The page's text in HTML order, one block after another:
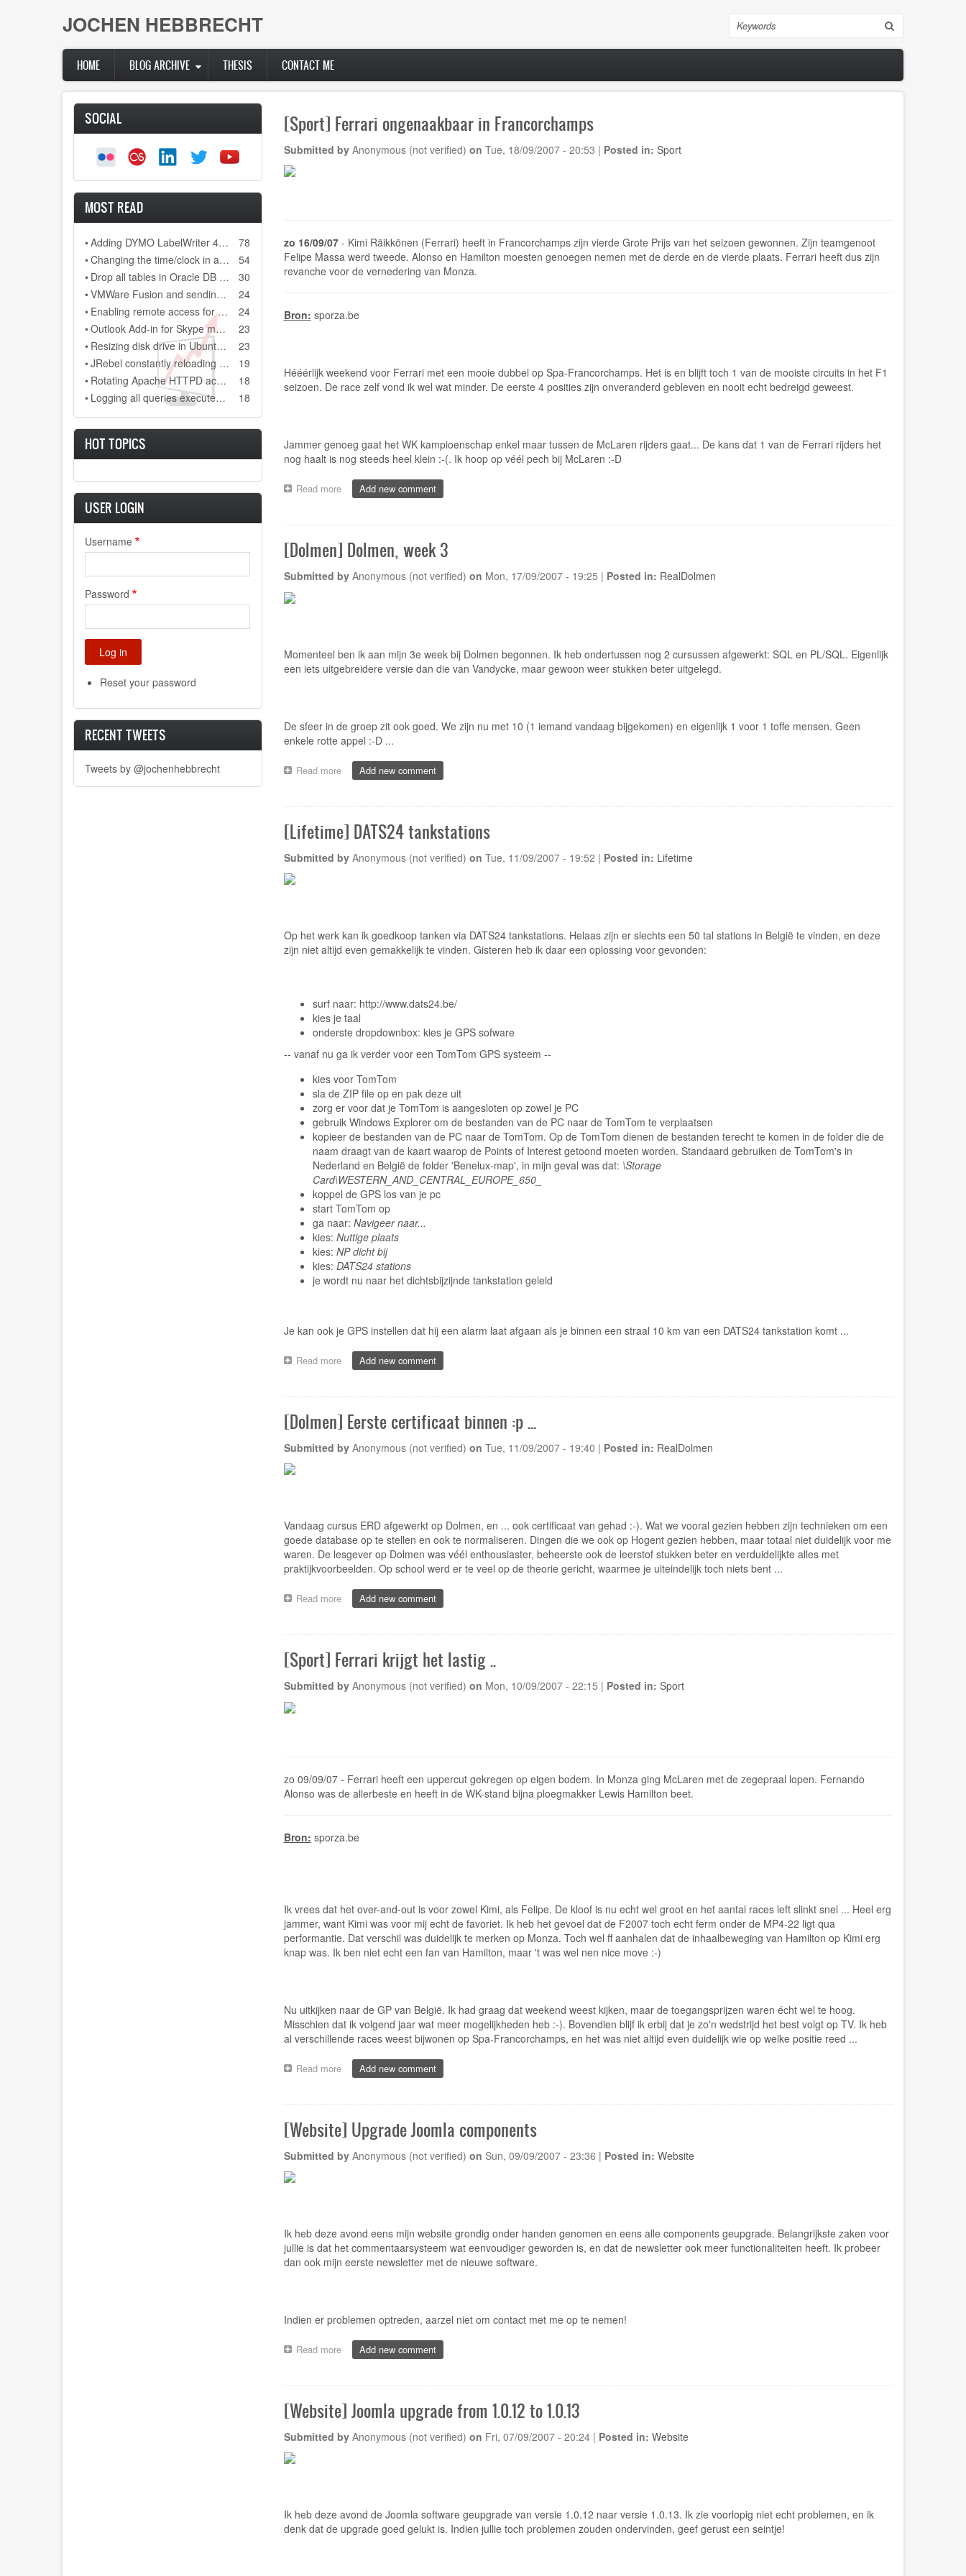
JOCHEN HEBBRECHT Search
HOME BLOG ARCHIVE THESIS CONTACT ME
SOCIAL
MOST READ
• Adding DYMO LabelWriter 400 as network printer on DYMO Label 8.3
78
•
Changing the time/clock in a Citroen C3 (2006)
54
•
Drop all tables in Oracle DB (scheme)
30
•
VMWare Fusion and sending a backslash to your Windows installation
24
•
Enabling remote access for user "sa" in SQL Server Express 2008 R2
24
•
Outlook Add-in for Skype meeting always gets disabled after restarting Outlook 2013
23
•
Resizing disk drive in Ubuntu guest system, running on a Virtual Box Windows host sytem
23
•
JRebel constantly reloading every class file and every configuration file in our Java project
19
•
Rotating Apache HTTPD access.log and error.log on Windows
18
•
Logging all queries executed on MSSQL database 18
HOT TOPICS
USER LOGIN
Username
Password
Reset your password
RECENT TWEETS
Tweets by @jochenhebbrecht
[Sport] Ferrari ongenaakbaar in Francorchamps
Submitted by Anonymous (not verified) on Tue, 18/09/2007 - 20:53 | Posted in: Sport
zo 16/09/07- Kimi Räikkönen (Ferrari) heeft in Francorchamps zijn vierde Grote Prijs van het seizoen gewonnen. Zijn teamgenoot
Felipe Massa werd tweede. Alonso en Hamilton moesten genoegen nemen met de derde en de vierde plaats. Ferrari heeft dus zijn
revanche voor de vernedering van Monza.
Bron: sporza.be
Hééérlijk weekend voor Ferrari met een mooie dubbel op Spa-Francorchamps. Het is en blijft toch 1 van de mooiste circuits in het F1
seizoen. De race zelf vond ik wel wat minder. De eerste 4 posities zijn onveranderd gebleven en nooit echt bedreigd geweest.
Jammer genoeg gaat het WK kampioenschap enkel maar tussen de McLaren rijders gaat... De kans dat 1 van de Ferrari rijders het
nog haalt is nog steeds heel klein :-(. Ik hoop op véél pech bij McLaren :-D
Read moreabout
[Sport]
ongenaakbaar
in
Francorchamps
Add new comment
[Dolmen] Dolmen, week 3
Submitted by Anonymous (not verified) on Mon, 17/09/2007 - 19:25 | Posted in: RealDolmen
Momenteel ben ik aan mijn 3e week bij Dolmen begonnen. Ik heb ondertussen nog 2 cursussen afgewerkt: SQL en PL/SQL. Eigenlijk
een iets uitgebreidere versie dan die van Vandycke, maar gewoon weer stukken beter uitgelegd.
De sfeer in de groep zit ook goed. We zijn nu met 10 (1 iemand vandaag bijgekomen) en eigenlijk 1 voor 1 toffe mensen. Geen
enkele rotte appel :-D ...
Read moreabout
[Dolmen]
week
3
Add new comment
[Lifetime] DATS24 tankstations
Submitted by Anonymous (not verified) on Tue, 11/09/2007 - 19:52 | Posted in: Lifetime
Op het werk kan ik goedkoop tanken via DATS24 tankstations. Helaas zijn er slechts een 50 tal stations in België te vinden, en deze
zijn niet altijd even gemakkelijk te vinden. Gisteren heb ik daar een oplossing voor gevonden:
surf naar: http://www.dats24.be/
kies je taal
onderste dropdownbox: kies je GPS sofware
-- vanaf nu ga ik verder voor een TomTom GPS systeem --
kies voor TomTom
sla de ZIP file op en pak deze uit
zorg er voor dat je TomTom is aangesloten op zowel je PC
gebruik Windows Explorer om de bestanden van de PC naar de TomTom te verplaatsen
kopieer de bestanden van de PC naar de TomTom. Op de TomTom dienen de bestanden terecht te komen in de folder die de
naam draagt van de kaart waarop de Points of Interest getoond moeten worden. Standaard gebruiken de TomTom's in
Nederland en België de folder 'Benelux-map', in mijn geval was dat: \Storage
Card\WESTERN_AND_CENTRAL_EUROPE_650_
koppel de GPS los van je pc
start TomTom op
ga naar: Navigeer naar...
kies: Nuttige plaats
kies: NP dicht bij
kies: DATS24 stations
je wordt nu naar het dichtsbijzijnde tankstation geleid
Je kan ook je GPS instellen dat hij een alarm laat afgaan als je binnen een straal 10 km van een DATS24 tankstation komt ...
Read moreabout
[Lifetime]
tankstations
Add new comment
[Dolmen] Eerste certificaat binnen :p ...
Submitted by Anonymous (not verified) on Tue, 11/09/2007 - 19:40 | Posted in: RealDolmen
Vandaag cursus ERD afgewerkt op Dolmen, en ... ook certificaat van gehad :-). Wat we vooral gezien hebben zijn technieken om een
goede database op te stellen en ook te normaliseren. Dingen die we ook op Hogent gezien hebben, maar totaal niet duidelijk voor me
waren. De lesgever op Dolmen was véél enthousiaster, beheerste ook de leerstof stukken beter en verduidelijkte alles met
praktijkvoorbeelden. Op school werd er te veel op de theorie gericht, waarmee je uiteindelijk toch niets bent ...
Read moreabout
[Dolmen]
certificaat
binnen
:p
Add new comment
[Sport] Ferrari krijgt het lastig ..
Submitted by Anonymous (not verified) on Mon, 10/09/2007 - 22:15 | Posted in: Sport
zo 09/09/07 - Ferrari heeft een uppercut gekregen op eigen bodem. In Monza ging McLaren met de zegepraal lopen. Fernando
Alonso was de allerbeste en heeft in de WK-stand bijna ploegmakker Lewis Hamilton beet.
Bron: sporza.be
Ik vrees dat het over-and-out is voor zowel Kimi, als Felipe. De kloof is nu echt wel groot en het aantal races left slinkt snel ... Heel erg
jammer, want Kimi was voor mij echt de favoriet. Ik heb het gevoel dat de F2007 toch echt ferm onder de MP4-22 ligt qua
performantie. Dat verschil was duidelijk te merken op Monza. Toch wel ff aanhalen dat de inhaalbeweging van Hamilton op Kimi erg
knap was. Ik ben niet echt een fan van Hamilton, maar 't was wel nen nice move :-)
Nu uitkijken naar de GP van België. Ik had graag dat weekend weest kijken, maar de toegangsprijzen waren écht wel te hoog.
Misschien dat ik volgend jaar wat meer mogelijkheden heb :-). Bovendien blijf ik erbij dat je zo'n wedstrijd het best volgt op TV. Ik heb
al verschillende races weest bijwonen op Spa-Francorchamps, en het was niet altijd even duidelijk wie op welke positie reed ...
Read moreabout
[Sport]
krijgt
het
lastig
Add new comment
[Website] Upgrade Joomla components
Submitted by Anonymous (not verified) on Sun, 09/09/2007 - 23:36 | Posted in: Website
Ik heb deze avond eens mijn website grondig onder handen genomen en eens alle components geupgrade. Belangrijkste zaken voor
jullie is dat het commentaarsysteem wat eenvoudiger geworden is, en dat de newsletter ook meer functionaliteiten heeft. Ik probeer
dan ook mijn eerste newsletter met de nieuwe software.
Indien er problemen optreden, aarzel niet om contact met me op te nemen!
Read moreabout
[Website]
Joomla
components
Add new comment
[Website] Joomla upgrade from 1.0.12 to 1.0.13
Submitted by Anonymous (not verified) on Fri, 07/09/2007 - 20:24| Posted in: Website
Ik heb deze avond de Joomla software geupgrade van versie 1.0.12 naar versie 1.0.13. Ik zie voorlopig niet echt problemen, en ik
denk dat de upgrade goed gelukt is. Indien jullie toch problemen zouden ondervinden, geef gerust een seintje!